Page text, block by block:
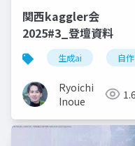
関西kaggler会
2025#3_登壇資料
生成ai 自作
Ryoichi
Inoue